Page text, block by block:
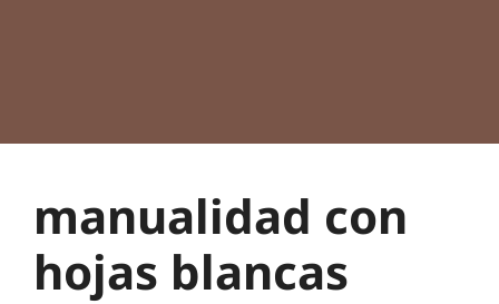
manualidad con
hojas blancas